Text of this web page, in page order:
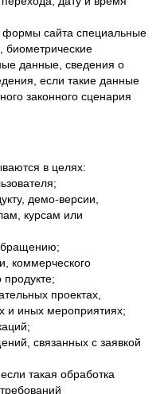
формы сайта специальные
биометрические
данные, сведения о
если такие данные
законного сценария
в целях:
демо-версии,
курсам или
коммерческого
проектах,
и иных мероприятиях;
связанных с заявкой
такая обработка